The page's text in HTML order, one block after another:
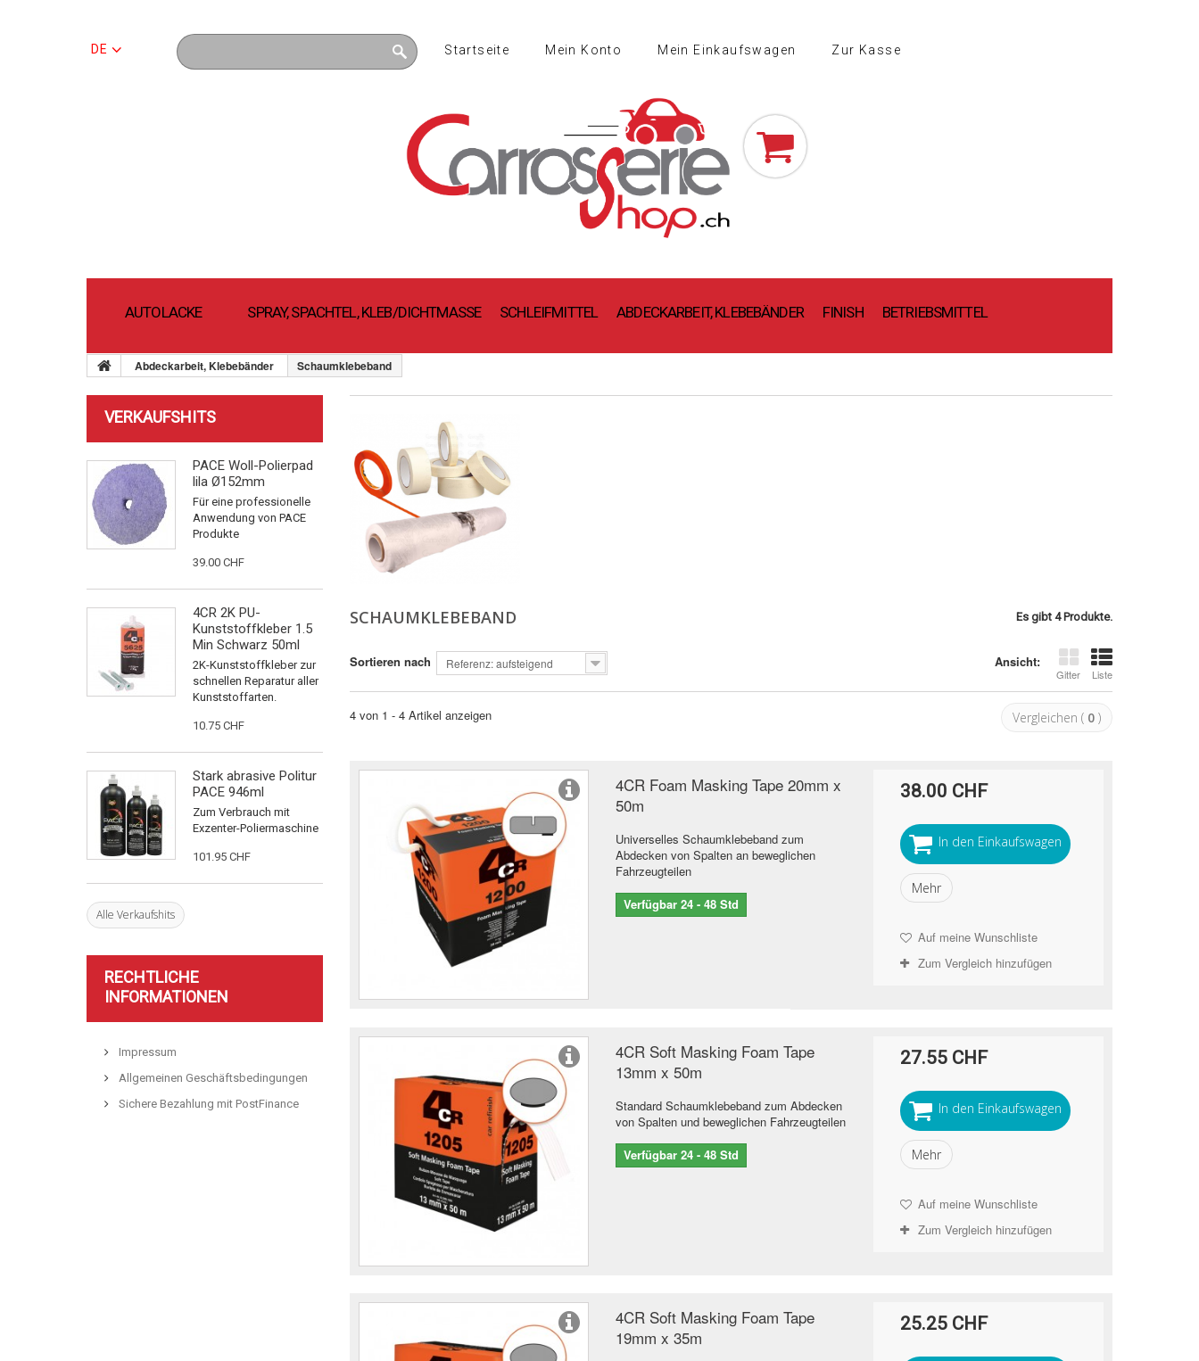
DE Startseite Mein Konto Mein Einkaufswagen Zur Kasse
AUTOLACKE SPRAY, SPACHTEL, KLEB/DICHTMASSE SCHLEIFMITTEL ABDECKARBEIT, KLEBEBÄNDER FINISH BETRIEBSMITTEL
Abdeckarbeit, Klebebänder Schaumklebeband
SCHAUMKLEBEBAND Es gibt 4 Produkte.
Ansicht:
Gitter Liste
Sortieren nach Referenz: aufsteigend
Vergleichen ( 0 )
4 von 1 - 4 Artikel anzeigen
4CR Foam Masking Tape 20mm x
50m
Universelles Schaumklebeband zum
Abdecken von Spalten an beweglichen
Fahrzeugteilen
Verfügbar 24 - 48 Std
38.00 CHF
In den Einkaufswagen
Mehr
Auf meine Wunschliste
Zum Vergleich hinzufügen
4CR Soft Masking Foam Tape
13mm x 50m
Standard Schaumklebeband zum Abdecken
von Spalten und beweglichen Fahrzeugteilen
Verfügbar 24 - 48 Std
27.55 CHF
In den Einkaufswagen
Mehr
Auf meine Wunschliste
Zum Vergleich hinzufügen
4CR Soft Masking Foam Tape
19mm x 35m
25.25 CHF
VERKAUFSHITS
PACE Woll-Polierpad
lila Ø152mm
Für eine professionelle
Anwendung von PACE
Produkte
39.00 CHF
4CR 2K PU-
Kunststoffkleber 1.5
Min Schwarz 50ml
2K-Kunststoffkleber zur
schnellen Reparatur aller
Kunststoffarten.
10.75 CHF
Stark abrasive Politur
PACE 946ml
Zum Verbrauch mit
Exzenter-Poliermaschine
101.95 CHF
Alle Verkaufshits
RECHTLICHE
INFORMATIONEN
Impressum
Allgemeinen Geschäftsbedingungen
Sichere Bezahlung mit PostFinance